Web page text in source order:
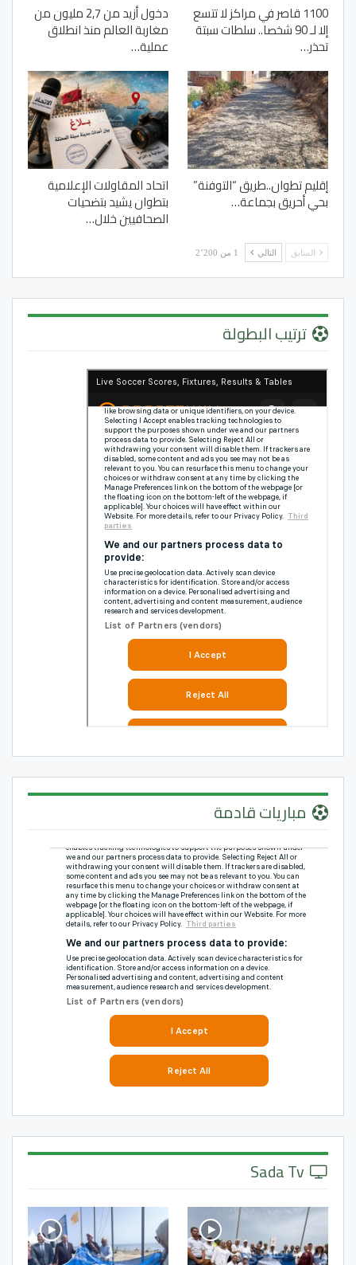
1100 قاصر في مراكز لا تتسع
إلا لـ 90 شخصا.. سلطات سبتة
تحذر…
دخول أزيد من 2,7 مليون من
مغاربة العالم منذ انطلاق
عملية…
إقليم تطوان..طريق “التوفنة”
بحي أحريق بجماعة…
اتحاد المقاولات الإعلامية
بتطوان يشيد بتضحيات
الصحافيين خلال…
السابق التالي 1 من 2٬200
ترتيب البطولة
مباريات قادمة